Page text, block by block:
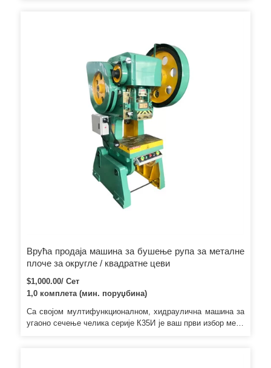
Врућа продаја машина за бушење рупа за металне
плоче за округле / квадратне цеви
$1,000.00/ Сет
1,0 комплета (мин. поруџбина)
Са својом мултифункционалном, хидраулична машина за
угаоно сечење челика серије К35И је ваш први избор међу